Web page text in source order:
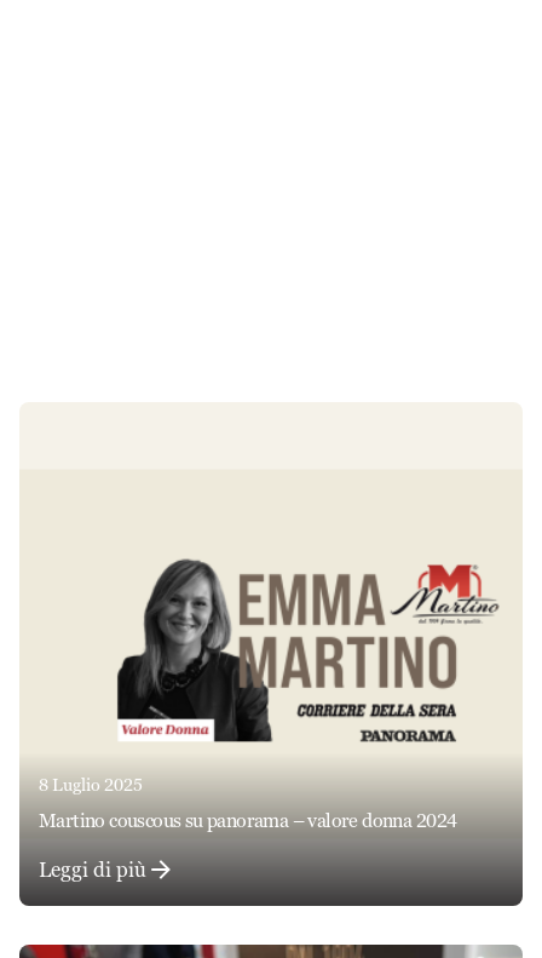
8 Luglio 2025
martino couscous su panorama – valore donna 2024
Leggi di più